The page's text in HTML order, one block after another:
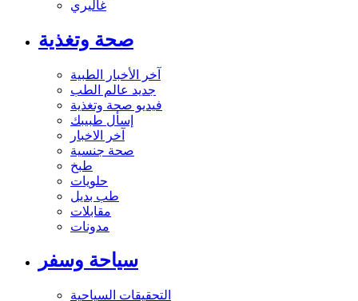
غاليري
صحة وتغذية
آخر الأخبار الطبية
جديد عالم الطب
فيديو صحة وتغذية
إسأل طبيبك
آخر الاخبار
صحة جنسية
طبخ
حلويات
طب بديل
مقابلات
مدونات
سياحة وسفر
التحقيقات السياحية